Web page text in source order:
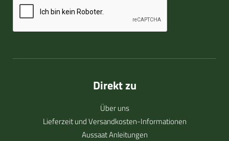
Direkt zu
Über uns
Lieferzeit und Versandkosten-Informationen
Aussaat Anleitungen